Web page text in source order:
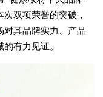
双项荣誉的突破，
对其品牌实力、产品
有力见证。